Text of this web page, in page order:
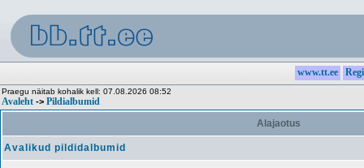
www.tt.ee
Praegu näitab kohalik kell: 07.08.2026 08:52
Avaleht -> Pildialbumid
Alajaotus
Avalikud pildidalbumid